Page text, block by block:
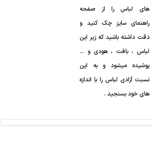
های لباس را از صفحه
راهنمای سایز چک کنید و
دقت داشته باشید که زیر این
لباس ، بافت ، هودی و …
پوشیده میشود و به این
نسبت آزادی لباس را با اندازه
های خود بسنجید .